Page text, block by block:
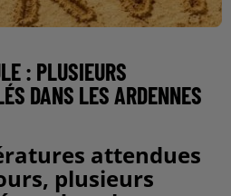
: PLUSIEURS
DANS LES ARDENNES
attendues
plusieurs